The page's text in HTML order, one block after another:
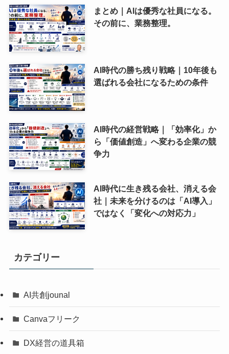
まとめ｜AIは優秀な社員になる。
その前に、業務整理。
AI時代の勝ち残り戦略｜10年後も
選ばれる会社になるための条件
AI時代の経営戦略｜「効率化」か
ら「価値創造」へ変わる企業の競
争力
AI時代に生き残る会社、消える会
社｜未来を分けるのは「AI導入」
ではなく「変化への対応力」
カテゴリー
AI共創jounal
Canvaフリーク
DX経営の道具箱